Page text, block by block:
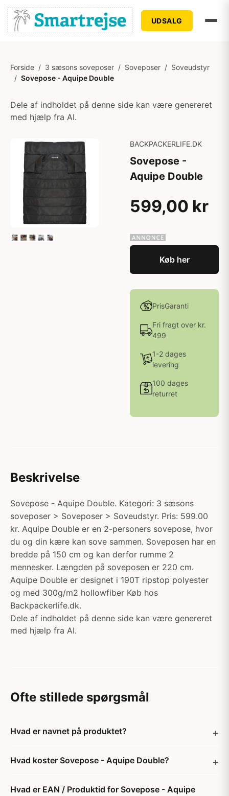
UDSALG
Forside / 3 sæsons soveposer / Soveposer / Soveudstyr
/ Sovepose - Aquipe Double
Dele af indholdet på denne side kan være genereret
med hjælp fra AI.
BACKPACKERLIFE.DK
Sovepose -
Aquipe Double
599,00 kr
Køb her
PrisGaranti
Fri fragt over kr.
499
1-2 dages
levering
100 dages
returret
Beskrivelse
Sovepose - Aquipe Double. Kategori: 3 sæsons
soveposer > Soveposer > Soveudstyr. Pris: 599.00
kr. Aquipe Double er en 2-personers sovepose, hvor
du og din kære kan sove sammen. Soveposen har en
bredde på 150 cm og kan derfor rumme 2
mennesker. Længden på soveposen er 220 cm.
Aquipe Double er designet i 190T ripstop polyester
og med 300g/m2 hollowfiber Køb hos
Backpackerlife.dk.
Dele af indholdet på denne side kan være genereret
med hjælp fra AI.
Ofte stillede spørgsmål
Hvad er navnet på produktet?
Hvad koster Sovepose - Aquipe Double?
Hvad er EAN / Produktid for Sovepose - Aquipe